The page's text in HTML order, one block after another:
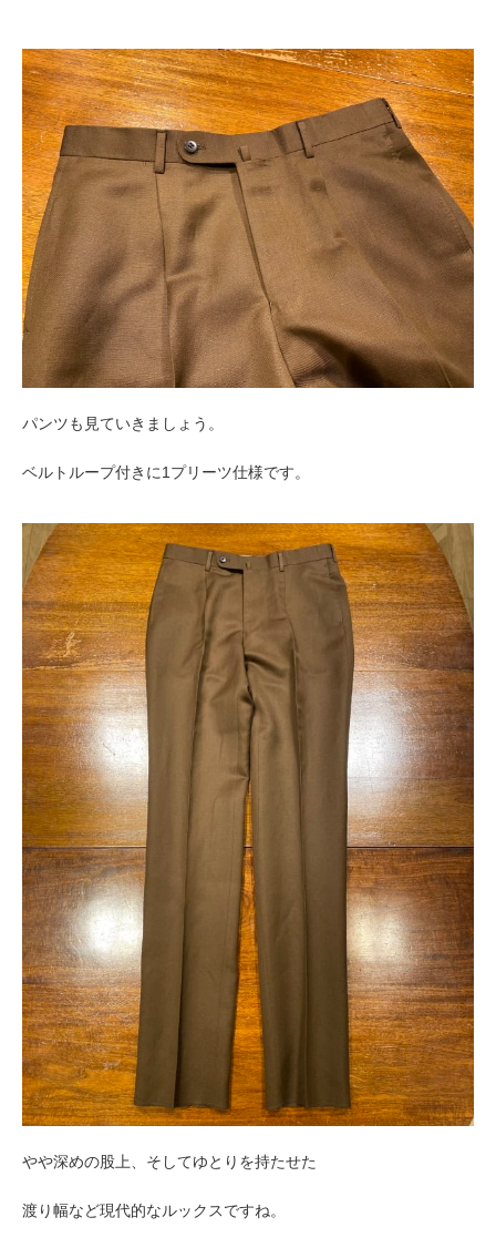
パンツも見ていきましょう。
ベルトループ付きに1プリーツ仕様です。
やや深めの股上、そしてゆとりを持たせた
渡り幅など現代的なルックスですね。